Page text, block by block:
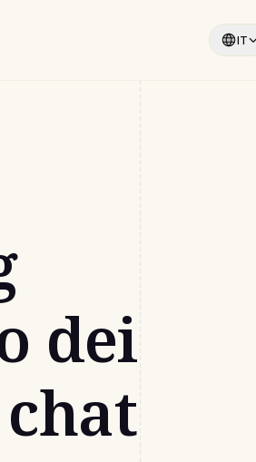
IT
dei